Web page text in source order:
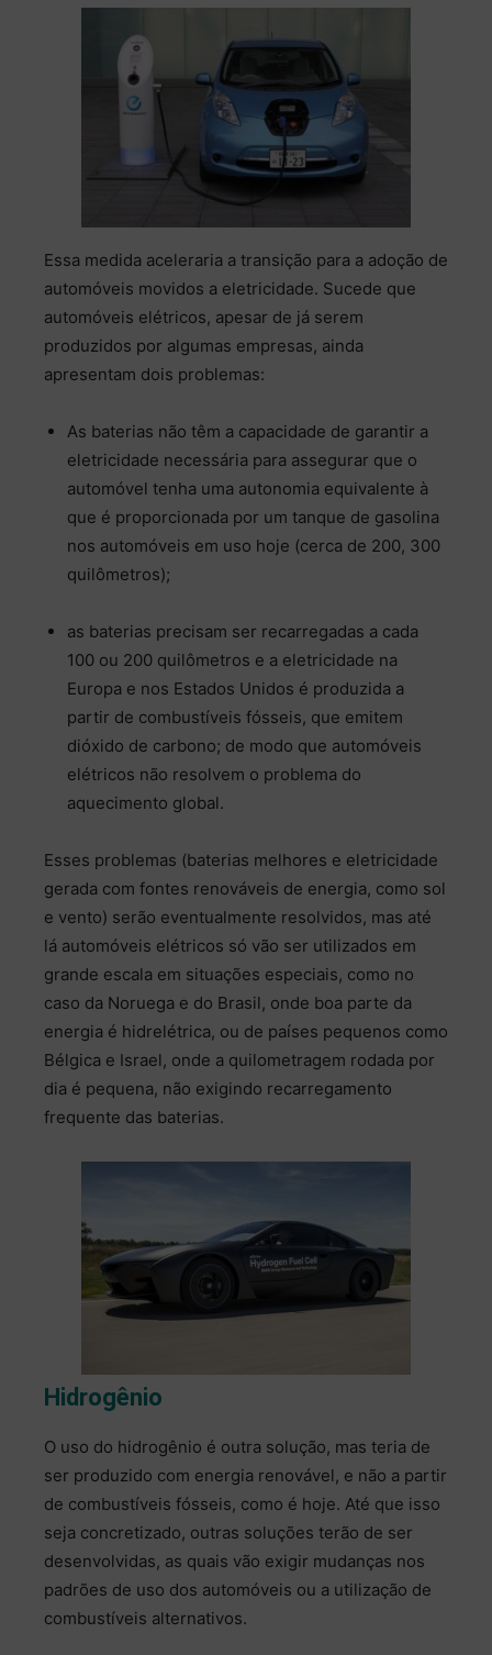
Essa medida aceleraria a transição para a adoção de
automóveis movidos a eletricidade. Sucede que
automóveis elétricos, apesar de já serem
produzidos por algumas empresas, ainda
apresentam dois problemas:
As baterias não têm a capacidade de garantir a
eletricidade necessária para assegurar que o
automóvel tenha uma autonomia equivalente à
que é proporcionada por um tanque de gasolina
nos automóveis em uso hoje (cerca de 200, 300
quilômetros);
as baterias precisam ser recarregadas a cada
100 ou 200 quilômetros e a eletricidade na
Europa e nos Estados Unidos é produzida a
partir de combustíveis fósseis, que emitem
dióxido de carbono; de modo que automóveis
elétricos não resolvem o problema do
aquecimento global.
Esses problemas (baterias melhores e eletricidade
gerada com fontes renováveis de energia, como sol
e vento) serão eventualmente resolvidos, mas até
lá automóveis elétricos só vão ser utilizados em
grande escala em situações especiais, como no
caso da Noruega e do Brasil, onde boa parte da
energia é hidrelétrica, ou de países pequenos como
Bélgica e Israel, onde a quilometragem rodada por
dia é pequena, não exigindo recarregamento
frequente das baterias.
Hidrogênio
O uso do hidrogênio é outra solução, mas teria de
ser produzido com energia renovável, e não a partir
de combustíveis fósseis, como é hoje. Até que isso
seja concretizado, outras soluções terão de ser
desenvolvidas, as quais vão exigir mudanças nos
padrões de uso dos automóveis ou a utilização de
combustíveis alternativos.